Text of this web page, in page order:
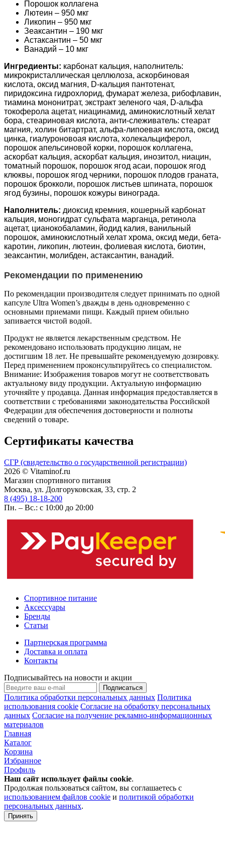
Порошок коллагена
Лютеин – 950 мкг
Ликопин – 950 мкг
Зеаксантин – 190 мкг
Астаксантин – 50 мкг
Ванадий – 10 мкг
Ингредиенты: карбонат кальция, наполнитель:
микрокристаллическая целлюлоза, аскорбиновая
кислота, оксид магния, D-кальция пантотенат,
пиридоксина гидрохлорид, фумарат железа, рибофлавин,
тиамина мононитрат, экстракт зеленого чая, D-альфа
токоферола ацетат, ниацинамид, аминокислотный хелат
бора, стеариновая кислота, анти-слеживатель: стеарат
магния, холин битартрат, альфа-липоевая кислота, оксид
цинка, гиалуроновоая кислота, холекальциферол,
порошок апельсиновой корки, порошок коллагена,
аскорбат кальция, аскорбат кальция, инозитол, ниацин,
томатный порошок, порошок ягод асаи, порошок ягод
клюквы, порошок ягод черники, порошок плодов граната,
порошок брокколи, порошок листьев шпината, порошок
ягод бузины, порошок кожуры винограда.
Наполнитель: диоксид кремния, кошерный карбонат
кальция, моногидрат сульфата марганца, ретинола
ацетат, цианокобаламин, йодид калия, ванильный
порошок, аминокислотный хелат хрома, оксид меди, бета-
каротин, ликопин, лютеин, фолиевая кислота, биотин,
зеаксантин, молибден, астаксантин, ванадий.
Рекомендации по применению
По рекомендации производителя следует принимать по одной
капсуле Ultra Women’s дважды в день одновременно с
основными приемами пищи. Каждый прием обильно
запивается чистой водой.
Продукт не является лекарственным средством. Не
рекомендовано использовать продукцию лицам, не
достигшим 18 лет. Не превышайте рекомендуемую дозировку.
Перед применением проконсультируйтесь со специалистом.
Внимание: Изображения товаров могут не соответствовать
актуальному виду продукции. Актуальную информацию
уточняйте у продавца. Данная информация предоставляется в
соответствии с требованиями законодательства Российской
Федерации для обеспечения достоверности и полноты
сведений о товаре.
Сертификаты качества
СГР (свидетельство о государственной регистрации)
2026 © Vitaminof.ru
Магазин спортивного питания
Москва, ул. Долгоруковская, 33, стр. 2
8 (495) 18-18-200
Пн. – Вс.: с 10:00 до 20:00
Спортивное питание
Аксессуары
Бренды
Статьи
Партнерская программа
Доставка и оплата
Контакты
Подписывайтесь на новости и акции
Подписаться
Политика обработки персональных данных Политика
использования cookie Согласие на обработку персональных
данных Согласие на получение рекламно-информационных
материалов
Главная
Каталог
Корзина
Избранное
Профиль
Наш сайт использует файлы cookie.
Продолжая пользоваться сайтом, вы соглашаетесь с
использованием файлов cookie и политикой обработки
персональных данных.
Принять